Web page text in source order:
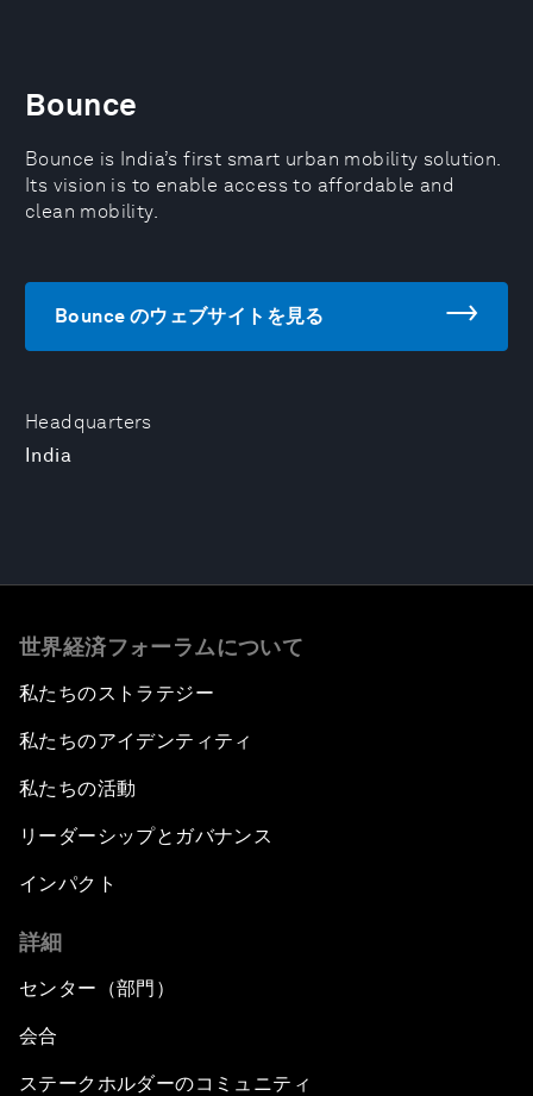
Headquarters
India
Bounce
Bounce is India’s first smart urban mobility solution.
Its vision is to enable access to affordable and
clean mobility.
Bounce のウェブサイトを見る
世界経済フォーラムについて
私たちのストラテジー
私たちのアイデンティティ
私たちの活動
リーダーシップとガバナンス
インパクト
詳細
センター（部門）
会合
ステークホルダーのコミュニティ